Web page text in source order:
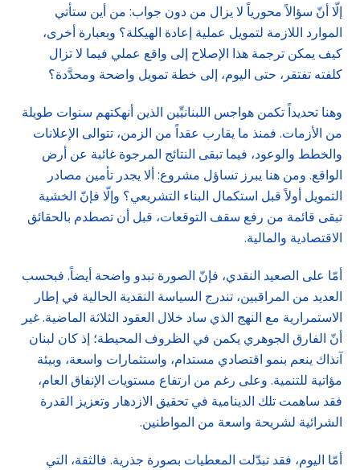
إلّا أنّ سؤالاً محورياً لا يزال من دون جواب: من أين ستأتي
الموارد اللازمة لتمويل عملية إعادة الهيكلة؟ وبعبارة أخرى،
كيف يمكن ترجمة هذا الإصلاح إلى واقع عملي فيما لا تزال
كلفته تفتقر، حتى اليوم، إلى خطة تمويل واضحة ومحدَّدة؟
وهنا تحديداً تكمن هواجس اللبنانيِّين الذين أنهكتهم سنوات طويلة
من الأزمات. فمنذ ما يقارب عقداً من الزمن، تتوالى الإعلانات
والخطط والوعود، فيما تبقى النتائج المرجوة غائبة عن أرض
الواقع. ومن هنا يبرز تساؤل مشروع: ألا يجدر تأمين مصادر
التمويل أولاً قبل استكمال البناء التشريعي؟ وإلّا فإنّ الخشية
تبقى قائمة من رفع سقف التوقعات، قبل أن تصطدم بالحقائق
الاقتصادية والمالية.
أمّا على الصعيد النقدي، فإنّ الصورة تبدو واضحة أيضاً. فبحسب
العديد من المراقبين، تندرج السياسة النقدية الحالية في إطار
الاستمرارية مع النهج الذي ساد خلال العقود الثلاثة الماضية. غير
أنّ الفارق الجوهري يكمن في الظروف المحيطة؛ إذ كان لبنان
آنذاك ينعم بنمو اقتصادي مستدام، واستثمارات واسعة، وبيئة
مؤاتية للتنمية. وعلى رغم من ارتفاع مستويات الإنفاق العام،
فقد ساهمت تلك الدينامية في تحقيق الازدهار وتعزيز القدرة
الشرائية لشريحة واسعة من المواطنين.
أمّا اليوم، فقد تبدّلت المعطيات بصورة جذرية. فالثقة، التي